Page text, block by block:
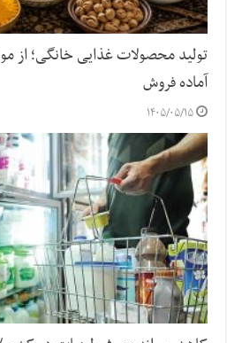
تولید محصولات غذایی خانگی؛ از
آماده فروش
۱۴۰۵/۰۵/۱۵